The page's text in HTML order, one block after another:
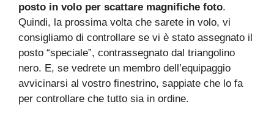
posto in volo per scattare magnifiche foto.
Quindi, la prossima volta che sarete in volo, vi
consigliamo di controllare se vi è stato assegnato il
posto “speciale”, contrassegnato dal triangolino
nero. E, se vedrete un membro dell’equipaggio
avvicinarsi al vostro finestrino, sappiate che lo fa
per controllare che tutto sia in ordine.